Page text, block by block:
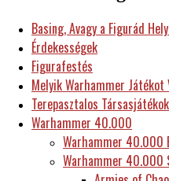
Basing, Avagy a Figurád
Érdekességek
Figurafestés
Melyik Warhammer Játékot
Terepasztalos
Warhammer 40.000
Warhammer 40.000
Warhammer 40.000